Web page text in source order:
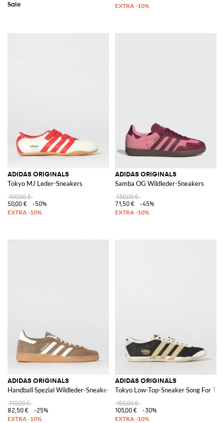
ADIDAS ORIGINALS
Tokyo MJ Leder-Sneakers
100,00 €
50,00 €
-50%
ADIDAS ORIGINALS
Samba OG Wildleder-Sneakers
130,00 €
71,50 €
-45%
ADIDAS ORIGINALS
Handball Spezial Wildleder-Sneakers
110,00 €
82,50 €
-25%
ADIDAS ORIGINALS
Tokyo Low-Top-Sneaker Song For
150,00 €
105,00 €
-30%